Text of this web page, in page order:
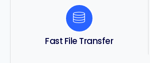
Fast File Transfer